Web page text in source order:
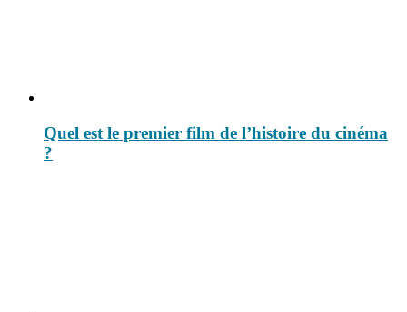
Quel est le premier film de l’histoire du cinéma
?